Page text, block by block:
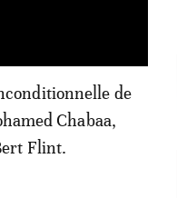
de
Chabaa,
Flint.